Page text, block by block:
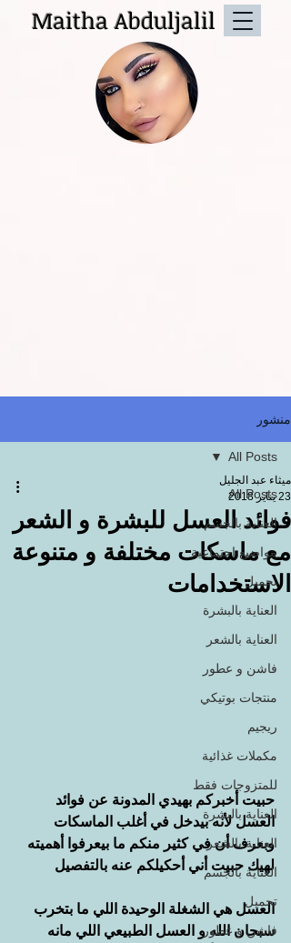
Maitha Abduljalil
منشور
All Posts
العناية بالجسم
مواضيع اجتماعية
تجميل
العناية بالبشرة
العناية بالشعر
فاشن و عطور
منتجات بوتيكي
ريجيم
مكملات غذائية
للمتزوجات فقط
العناية بالبشرة
العناية بالشعر
العناية بالجسم
تجميل
فاشن و عطور
All Posts
فوائد العسل للبشرة و الشعر
مع ماسكات مختلفة و متنوعة
الاستخدامات
ميثاء عبد الجليل
23 يناير 2018
حبيت أخبركم بهيدي المدونة عن فوائد
العسل لأنه بيدخل في أغلب الماسكات
وبعرف أن في كثير منكم ما بيعرفوا أهميته
لهيك حبيت أني أحكيلكم عنه بالتفصيل
العسل هي الشغلة الوحيدة اللي ما بتخرب
سبحان الله و العسل الطبيعي اللي مانه